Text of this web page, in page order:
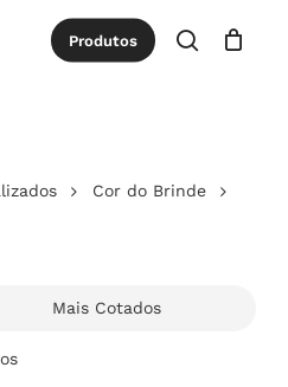
Produtos
procurar
Close
Cor do Brinde
Classificado